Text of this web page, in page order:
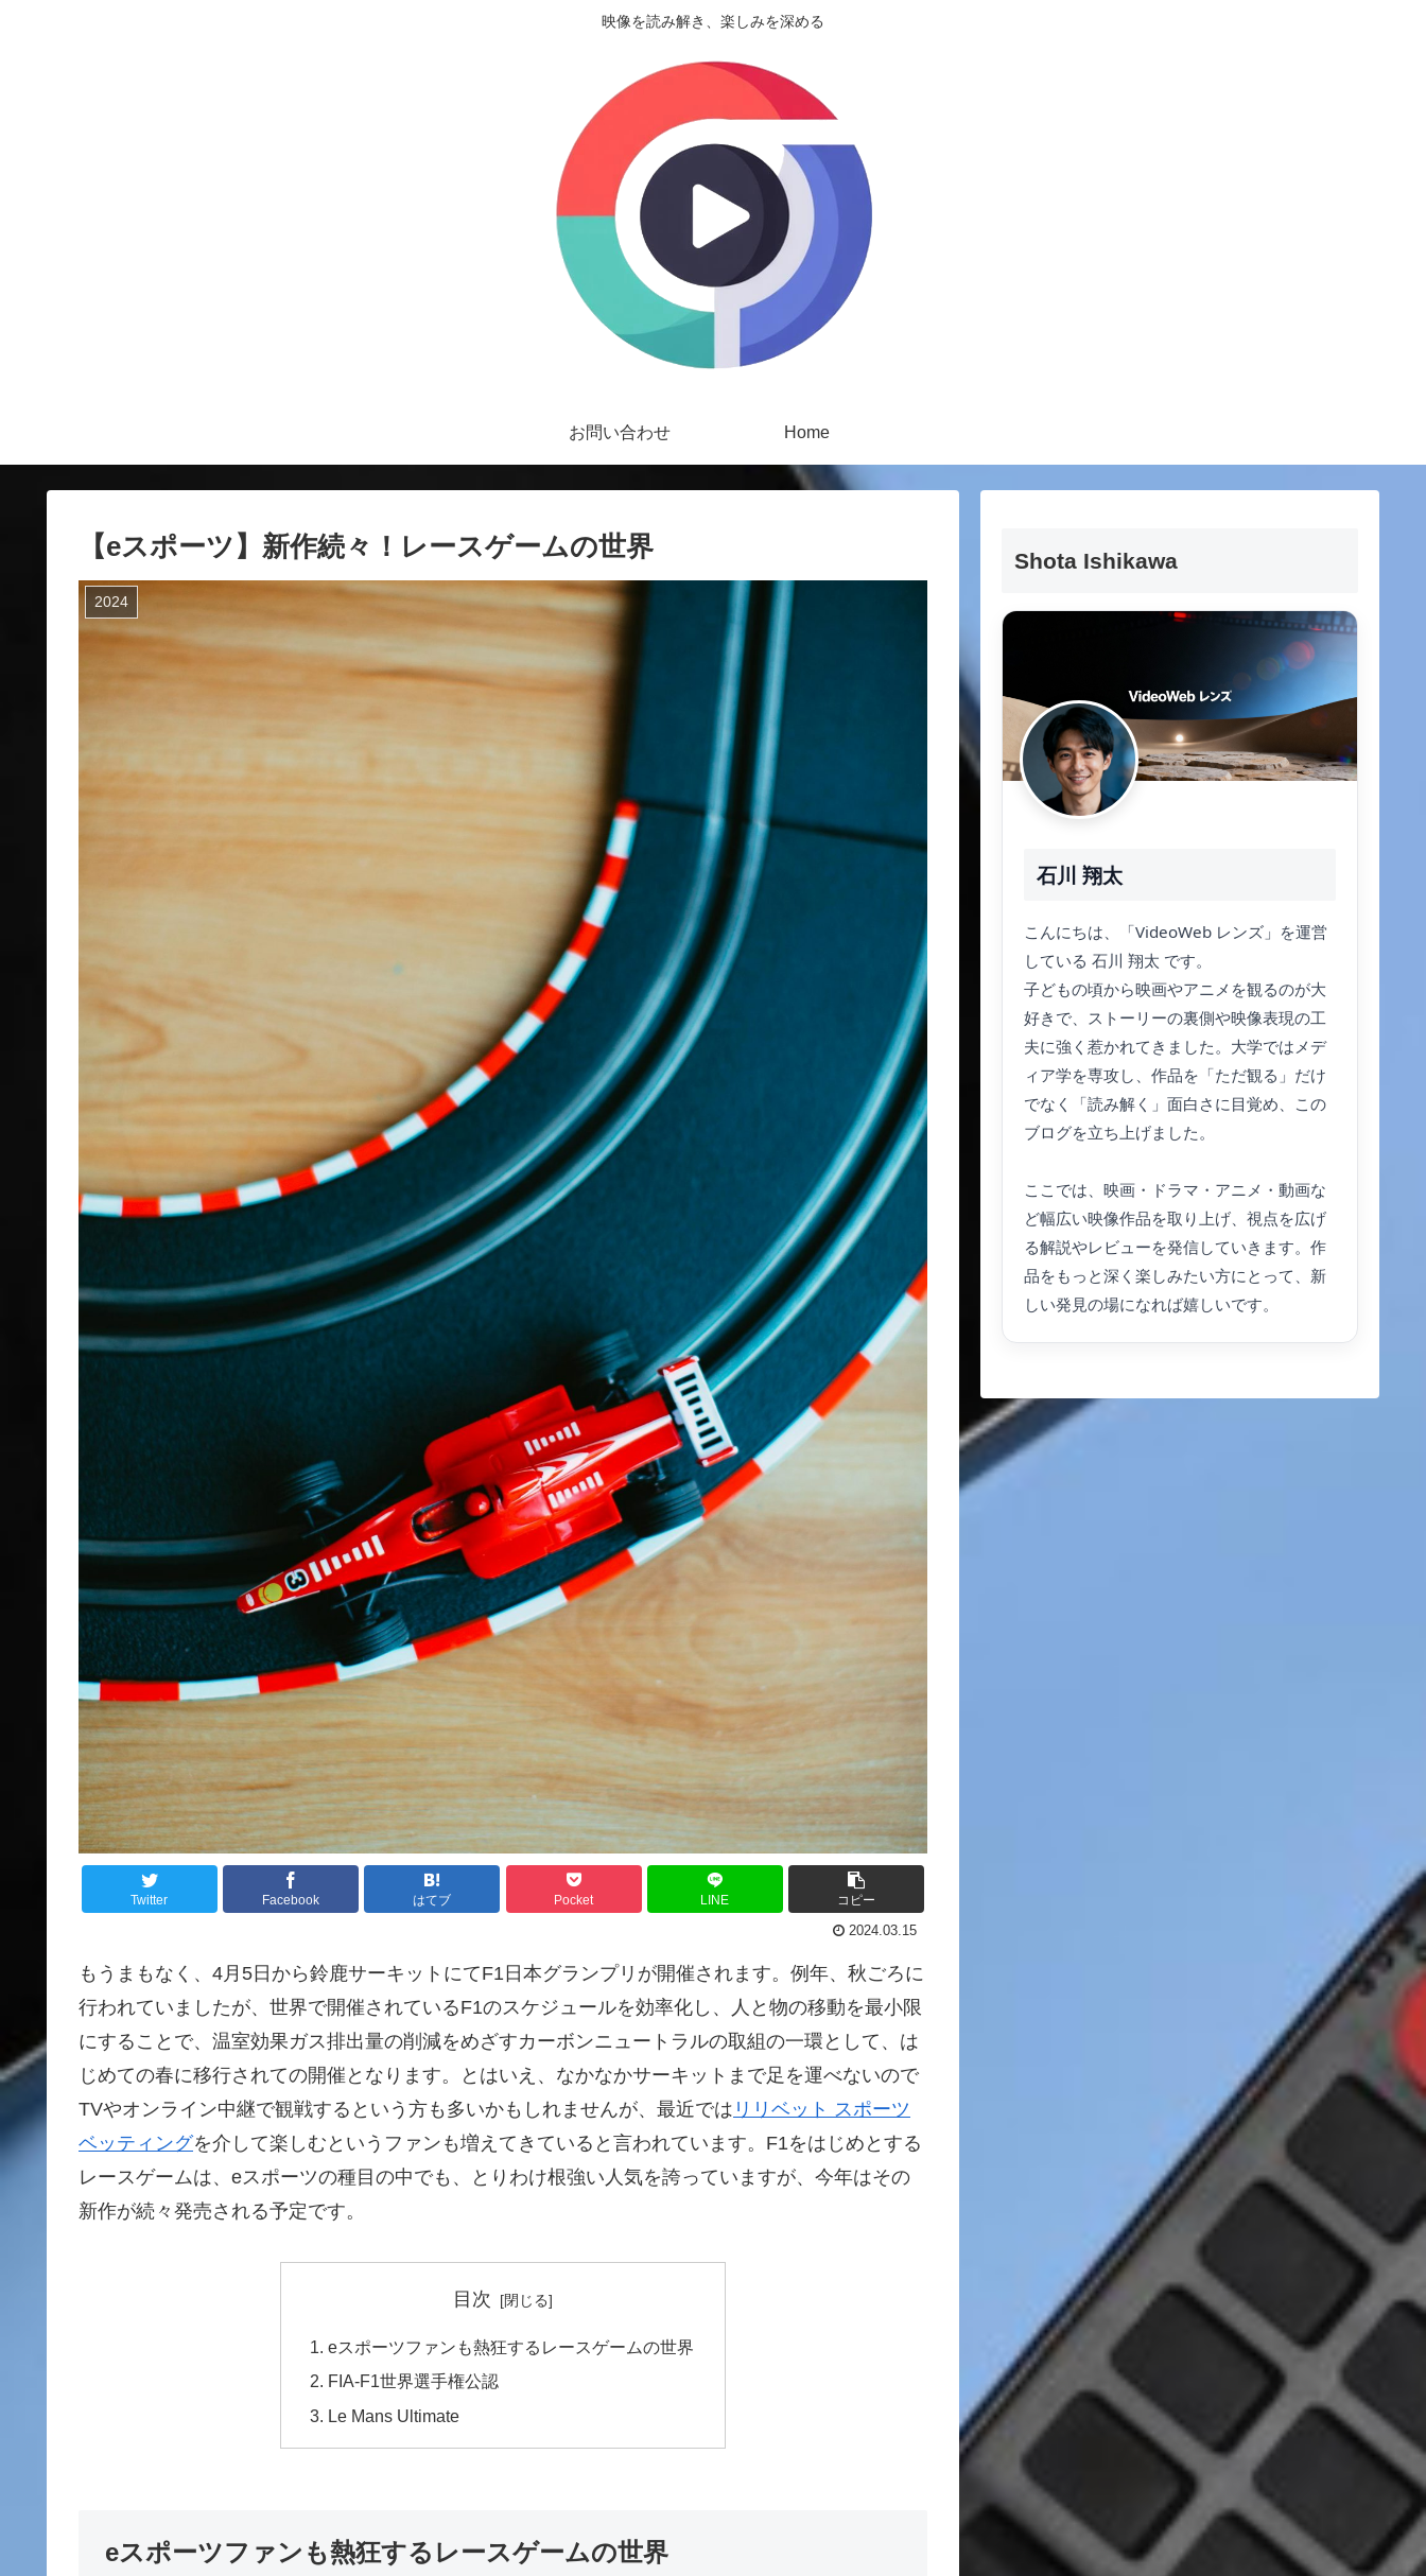
映像を読み解き、楽しみを深める
お問い合わせ Home
【eスポーツ】新作続々！レースゲームの世界
2024
Twitter Facebook はてブ Pocket LINE コピー
2024.03.15
もうまもなく、4月5日から鈴鹿サーキットにてF1日本グランプリが開催されます。例年、秋ごろに
行われていましたが、世界で開催されているF1のスケジュールを効率化し、人と物の移動を最小限
にすることで、温室効果ガス排出量の削減をめざすカーボンニュートラルの取組の一環として、は
じめての春に移行されての開催となります。とはいえ、なかなかサーキットまで足を運べないので
TVやオンライン中継で観戦するという方も多いかもしれませんが、最近では リリベット スポーツ
ベッティングを介して楽しむというファンも増えてきていると言われています。F1をはじめとする
レースゲームは、eスポーツの種目の中でも、とりわけ根強い人気を誇っていますが、今年はその
新作が続々発売される予定です。
目次
eスポーツファンも熱狂するレースゲームの世界
FIA-F1世界選手権公認
Le Mans Ultimate
eスポーツファンも熱狂するレースゲームの世界
Shota Ishikawa
石川 翔太
こんにちは、「VideoWeb レンズ」を運営
している 石川 翔太 です。
子どもの頃から映画やアニメを観るのが大
好きで、ストーリーの裏側や映像表現の工
夫に強く惹かれてきました。大学ではメデ
ィア学を専攻し、作品を「ただ観る」だけ
でなく「読み解く」面白さに目覚め、この
ブログを立ち上げました。
ここでは、映画・ドラマ・アニメ・動画な
ど幅広い映像作品を取り上げ、視点を広げ
る解説やレビューを発信していきます。作
品をもっと深く楽しみたい方にとって、新
しい発見の場になれば嬉しいです。